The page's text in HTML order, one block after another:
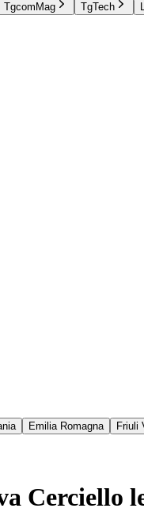
TgcomMag TgTech
Emilia Romagna Friuli
Cerciello